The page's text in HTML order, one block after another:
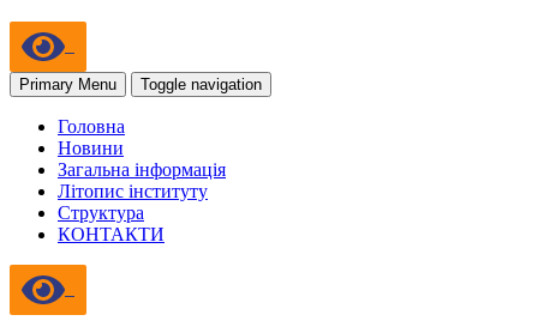
Primary Menu Toggle navigation
Головна
Новини
Загальна інформація
Літопис інституту
Структура
КОНТАКТИ